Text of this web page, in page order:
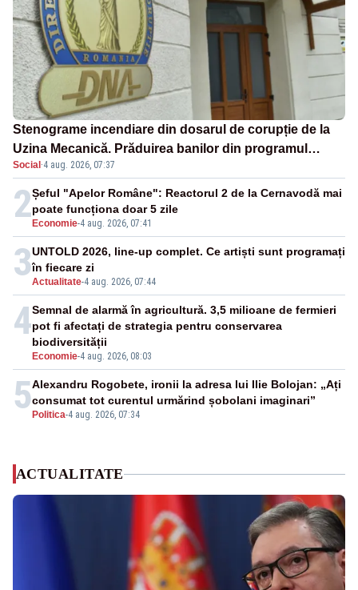
Stenograme incendiare din dosarul de corupție de la
Uzina Mecanică. Prăduirea banilor din programul
SAFE, interceptată de DNA
Social ·4 aug. 2026, 07:37
2 Economie-4 aug. 2026, 07:41
Șeful "Apelor Române": Reactorul 2 de la Cernavodă mai
poate funcționa doar 5 zile
3Actualitate-4 aug. 2026, 07:44
UNTOLD 2026, line-up complet. Ce artiști sunt programați
în fiecare zi
4
Economie-4 aug. 2026, 08:03
Semnal de alarmă în agricultură. 3,5 milioane de fermieri
pot fi afectați de strategia pentru conservarea
biodiversității
5 Politica-4 aug. 2026, 07:34
Alexandru Rogobete, ironii la adresa lui Ilie Bolojan: „Ați
consumat tot curentul urmărind șobolani imaginari”
ACTUALITATE